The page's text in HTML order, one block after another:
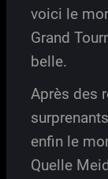
voici le
Grand
belle.
Après des
enfin le
Quelle